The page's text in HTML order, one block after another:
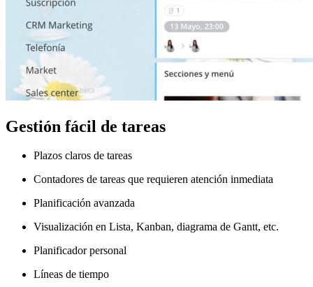
Gestión fácil de tareas
Plazos claros de tareas
Contadores de tareas que requieren atención inmediata
Planificación avanzada
Visualización en Lista, Kanban, diagrama de Gantt, etc.
Planificador personal
Líneas de tiempo